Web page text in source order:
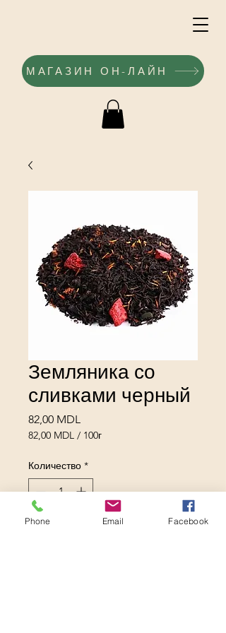
МАГАЗИН ОН-ЛАЙН
Земляника со
сливками черный
82,00 MDL
82,00 MDL / 100г
за
100
Граммы
Количество *
Phone Email Facebook